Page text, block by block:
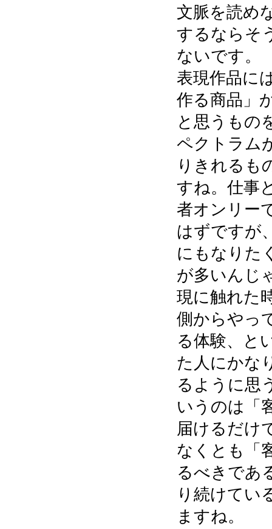
文脈を読め
するならそ
ないです。
表現作品に
作る商品」
と思うもの
ペクトラム
りきれるも
すね。仕事
者オンリー
はずですが
にもなりた
が多いんじ
現に触れた
側からやっ
る体験、と
た人にかな
るように思
いうのは「
届けるだけ
なくとも「
るべきであ
り続けてい
ますね。